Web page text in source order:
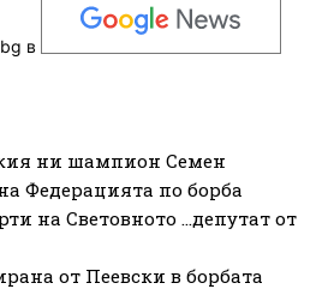
в
ни шампион Семен
Федерацията по борба
на Световното …депутат от
от Пеевски в борбата